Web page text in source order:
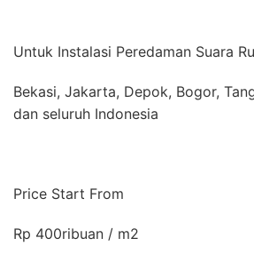
Untuk Instalasi Peredaman Suara
Bekasi, Jakarta, Depok, Bogor,
dan seluruh Indonesia
Price Start From
Rp 400ribuan / m2